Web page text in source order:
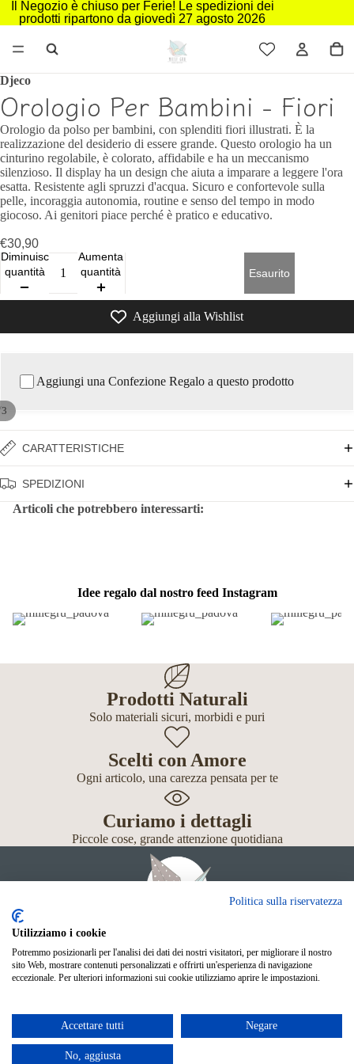
Il Negozio è chiuso per Ferie! Le spedizioni dei
prodotti ripartono da giovedì 27 agosto 2026
3
Djeco
Orologio Per Bambini - Fiori
Orologio da polso per bambini, con splenditi fiori illustrati. È la
realizzazione del desiderio di essere grande. Questo orologio ha un
cinturino regolabile, è colorato, affidabile e ha un meccanismo
silenzioso. Il display ha un design che aiuta a imparare a leggere l'ora
esatta. Resistente agli spruzzi d'acqua. Sicuro e confortevole sulla
pelle, incoraggia autonomia, routine e senso del tempo in modo
giocoso. Ai genitori piace perché è pratico e educativo.
€30,90
Diminuisci
quantità
Aumenta
quantità
Esaurito
Aggiungi alla Wishlist
Aggiungi una Confezione Regalo a questo prodotto
CARATTERISTICHE
SPEDIZIONI
Articoli che potrebbero interessarti:
Idee regalo dal nostro feed Instagram
Prodotti Naturali
Solo materiali sicuri, morbidi e puri
Scelti con Amore
Ogni articolo, una carezza pensata per te
Curiamo i dettagli
Piccole cose, grande attenzione quotidiana
Giochi
Neonato
Shop Online
© Mille Gru di Sofia Calore. P.IVA 05033240283
Metodi di pagamento
Politica sulla riservatezza
Utilizziamo i cookie
Potremmo posizionarli per l'analisi dei dati dei nostri visitatori, per migliorare il nostro
sito Web, mostrare contenuti personalizzati e offrirti un'esperienza di navigazione
eccezionale. Per ulteriori informazioni sui cookie utilizziamo aprire le impostazioni.
Accettare tutti Negare
No, aggiusta